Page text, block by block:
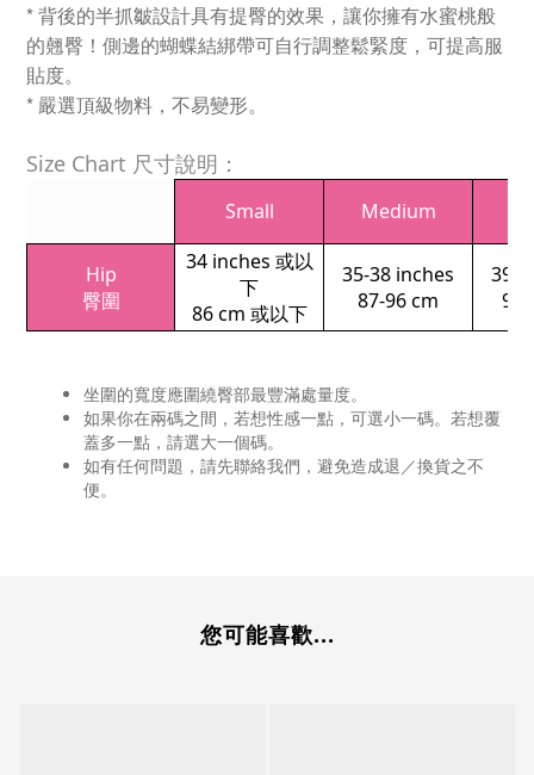
* 背後的半抓皺設計具有提臀的效果，讓你擁有水蜜桃般
的翹臀！側邊的蝴蝶結綁帶可自行調整鬆緊度，可提高服
貼度。
* 嚴選頂級物料，不易變形。
Size Chart 尺寸說明：
Small Medium
Hip
臀圍
34 inches 或以
下
86 cm 或以下
35-38 inches
87-96 cm
39-
坐圍的寬度應圍繞臀部最豐滿處量度。
如果你在兩碼之間，若想性感一點，可選小一碼。若想覆
蓋多一點，請選大一個碼。
如有任何問題，請先聯絡我們，避免造成退／換貨之不
便。
您可能喜歡...